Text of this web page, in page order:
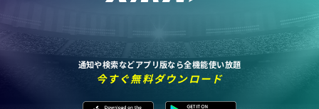
通知や検索などアプリ版なら全機能使い放題
今すぐ無料ダウンロード